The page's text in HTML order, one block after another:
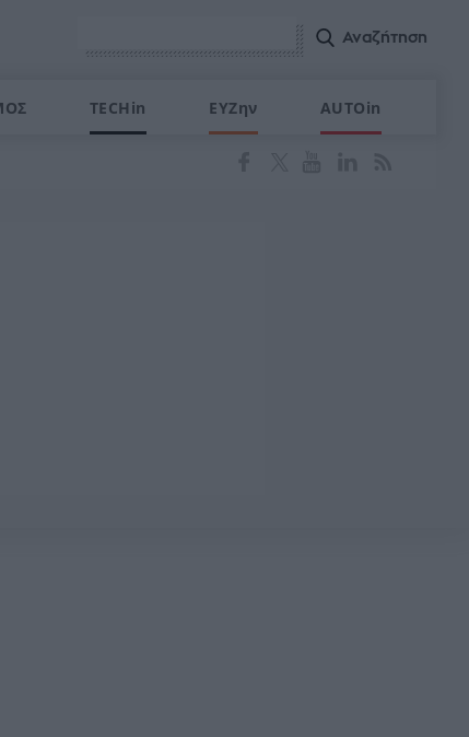
TECHin ΕΥΖην AUTOin